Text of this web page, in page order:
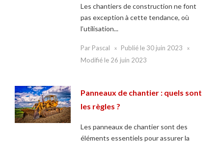
Les chantiers de construction ne font
pas exception à cette tendance, où
l’utilisation...
Par Pascal Publié le 30 juin 2023
Modifié le 26 juin 2023
Panneaux de chantier : quels sont
les règles ?
Les panneaux de chantier sont des
éléments essentiels pour assurer la